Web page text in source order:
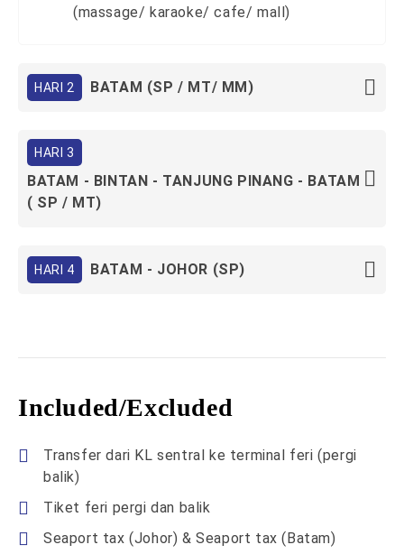
(massage/ karaoke/ cafe/ mall)
HARI 2 BATAM (SP / MT/ MM)
HARI 3
BATAM - BINTAN - TANJUNG PINANG - BATAM
( SP / MT)
HARI 4 BATAM - JOHOR (SP)
Included/Excluded
Transfer dari KL sentral ke terminal feri (pergi
balik)
Tiket feri pergi dan balik
Seaport tax (Johor) & Seaport tax (Batam)